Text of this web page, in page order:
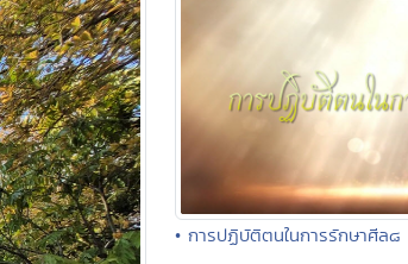
• การปฏิบัติตนในการรักษาศีล๘